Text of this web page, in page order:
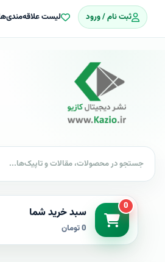
ثبت نام / ورود لیست علاقه‌مندی‌ها
0 سبد خرید شما
0 تومان